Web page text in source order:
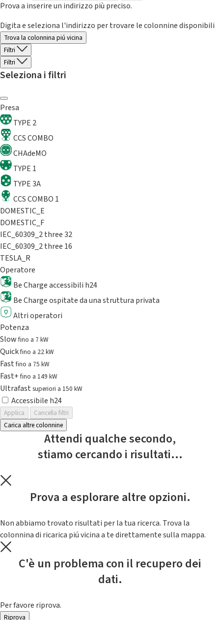
Prova a inserire un indirizzo più preciso.
Digita e seleziona l'indirizzo per trovare le colonnine disponibili
Trova la colonnina piú vicina
Filtri
Filtri
Seleziona i filtri
Presa
TYPE 2
CCS COMBO
CHAdeMO
TYPE 1
TYPE 3A
CCS COMBO 1
DOMESTIC_E
DOMESTIC_F
IEC_60309_2 three 32
IEC_60309_2 three 16
TESLA_R
Operatore
Be Charge accessibili h24
Be Charge ospitate da una struttura privata
Altri operatori
Potenza
Slowfino a 7 kW
Quickfino a 22 kW
Fastfino a 75 kW
Fast+fino a 149 kW
Ultrafast superiori a 150 kW
Accessibile h24
Applica
Cancella filtri
Carica altre colonnine
Attendi qualche secondo,
stiamo cercando i risultati...
Prova a esplorare altre opzioni.
Non abbiamo trovato risultati per la tua ricerca. Trova la
colonnina di ricarica piú vicina a te direttamente sulla mappa.
C'è un problema con il recupero dei
dati.
Per favore riprova.
Riprova